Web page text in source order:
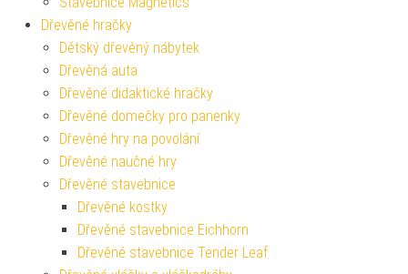
Dřevěné hračky
Dětský dřevěný nábytek
Dřevěná auta
Dřevěné didaktické hračky
Dřevěné domečky pro panenky
Dřevěné hry na povolání
Dřevěné naučné hry
Dřevěné stavebnice
Dřevěné kostky
Dřevěné stavebnice Eichhorn
Dřevěné stavebnice Tender Leaf